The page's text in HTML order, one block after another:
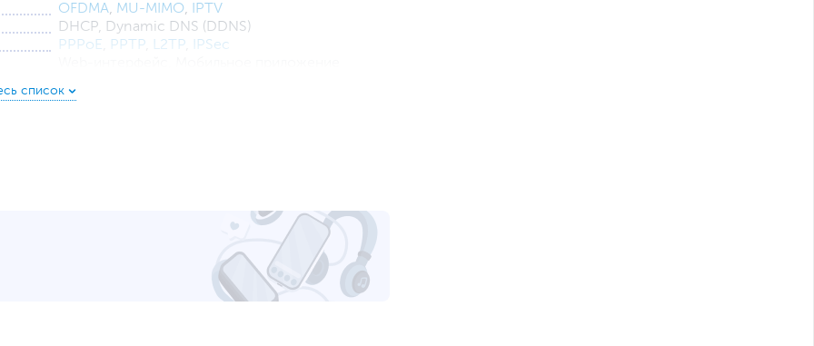
OFDMA, MU-MIMO,
IPTV
DHCP, Dynamic DNS (DDNS)
PPPoE PPTP L2TP
IPSec
Родительский контроль
от внешнего блока питания